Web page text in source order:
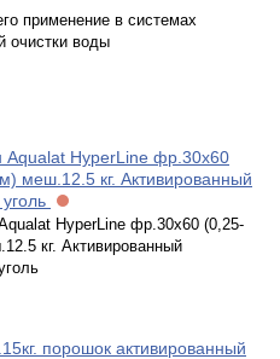
применение в системах
очистки воды
Aqualat HуperLinе фр.30x60
меш.12.5 кг. Активированный
HуperLinе фр.30x60 (0,25-
кг. Активированный
порошок активированный